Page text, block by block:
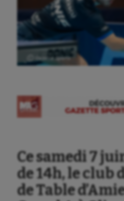
Athlétisme
Aviron
Balle à la main
Ballon au poing
Ⓒ Gazette Sports
Ce samedi 7
de 14h, le club
de Table